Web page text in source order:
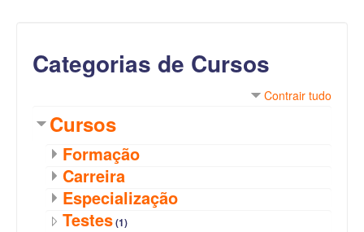
Categorias de Cursos
Contrair tudo
Cursos
Formação
Carreira
Especialização
Testes(1)